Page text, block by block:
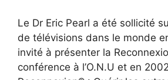
Le Dr Eric Pearl a été sollicité
de télévisions dans le monde
invité à présenter la
conférence à l’O.N.U et en